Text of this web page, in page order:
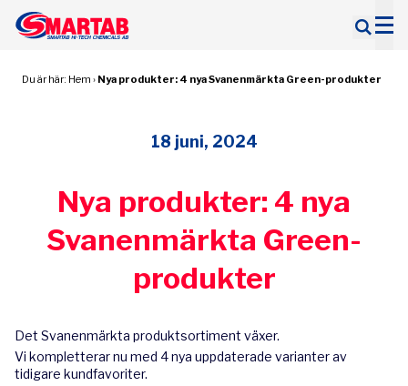
Sök
Du är här: Hem › Nya produkter: 4 nya Svanenmärkta Green-produkter
18 juni, 2024
Nya produkter: 4 nya
Svanenmärkta Green-
produkter
Det Svanenmärkta produktsortiment växer.
Vi kompletterar nu med 4 nya uppdaterade varianter av
tidigare kundfavoriter.